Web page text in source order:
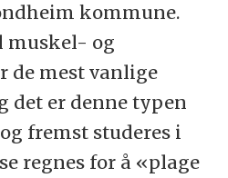
kommune.
muskel- og
de mest vanlige
det er denne typen
fremst studeres i
regnes for å «plage